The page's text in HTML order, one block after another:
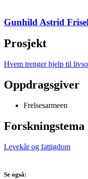
Gunhild Astrid
Prosjekt
Hvem trenger hjelp til
Oppdragsgiver
Frelsesarmeen
Forskningstema
Levekår og fattigdom
Se også: